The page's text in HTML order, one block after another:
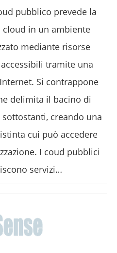
pubblico prevede la
in un ambiente
mediante risorse
tramite una
Si contrappone
delimita il bacino di
creando una
cui può accedere
I coud pubblici
servizi…